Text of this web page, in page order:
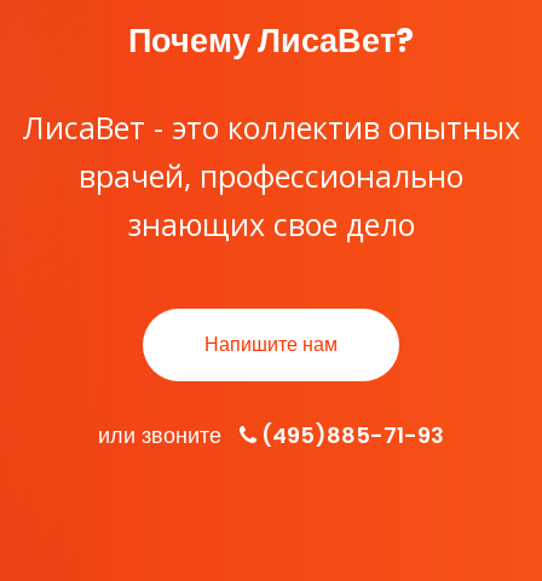
Почему ЛисаВет?
ЛисаВет - это коллектив опытных
врачей, профессионально
знающих свое дело
Напишите нам
или звоните (495)885-71-93